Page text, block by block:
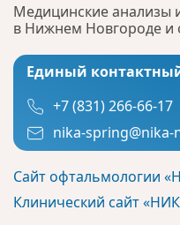
Медицинские анализы
в Нижнем Новгороде и
Единый
+7 (831) 266-66-17
nika-spring@nika-
Сайт офтальмологии
Клинический сайт